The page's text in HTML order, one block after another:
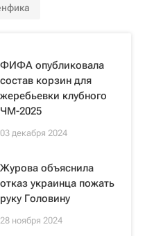
ФИФА опубликовала
состав корзин для
жеребьевки клубного
ЧМ-2025
03 декабря 2024
Журова объяснила
отказ украинца пожать
руку Головину
28 ноября 2024